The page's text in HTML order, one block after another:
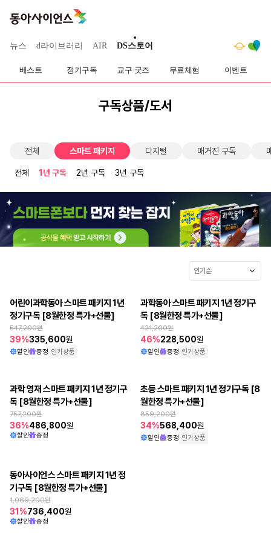
뉴스 d라이브러리 AIR DS스토어
베스트 정기구독 교구·굿즈 무료체험 이벤트
구독상품/도서
전체 스마트 패키지 디지털 매거진 구독
전체 1년 구독 2년 구독 3년 구독
인기순
어린이과학동아 스마트 패키지 1년
정기구독 [8월한정 특가+선물]
547,200원
39%335,600원
할인 증정 인기상품
과학동아 스마트 패키지 1년 정기구
독 [8월한정 특가+선물]
421,200원
46%228,500원
할인 증정 인기상품
과학 영재 스마트 패키지 1년 정기구
독 [8월한정 특가+선물]
757,200원
36%486,800원
할인 증정
초등 스마트 패키지 1년 정기구독 [8
월한정 특가+선물]
859,200원
34%568,400원
할인 증정 인기상품
동아사이언스 스마트 패키지 1년 정
기구독 [8월한정 특가+선물]
1,069,200원
31%736,400원
할인 증정